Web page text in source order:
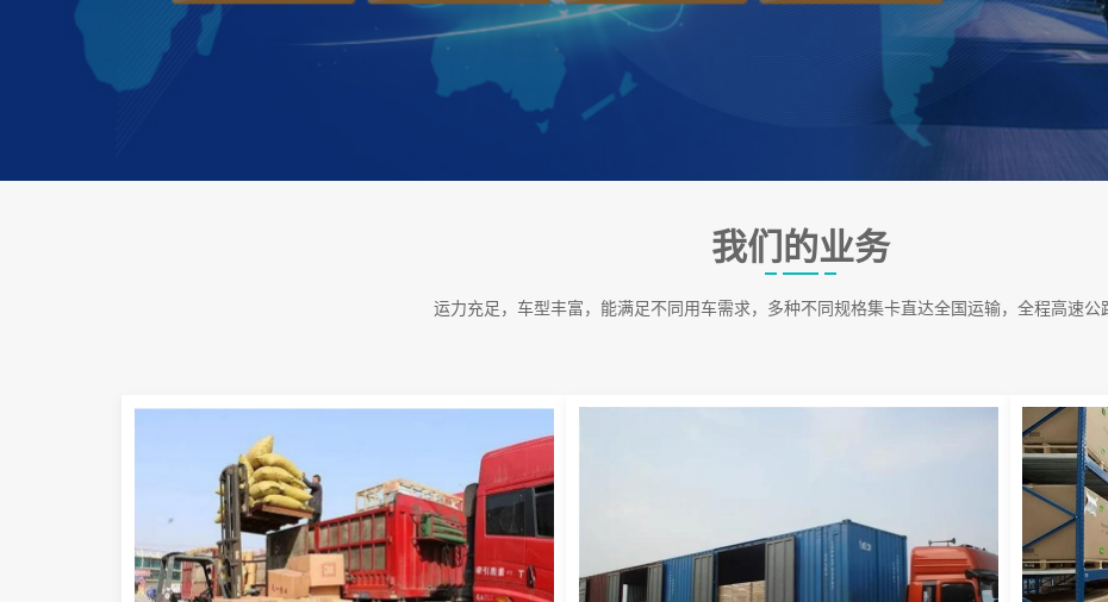
我们的业务
运力充足，车型丰富，能满足不同用车需求，多种不同规格集卡直达全国运输，全程高速公